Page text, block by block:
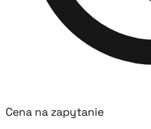
Cena na zapytanie